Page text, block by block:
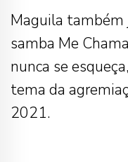
Maguila também
samba Me
nunca se
tema da
2021.